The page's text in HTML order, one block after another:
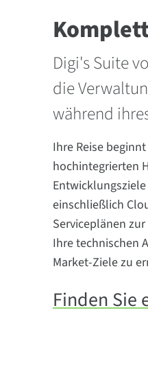
Digi's Suite
die
während
Ihre Reise
hochintegrierten
einschließlich
Serviceplänen
Ihre technischen
Market-Ziele zu
Finden Sie